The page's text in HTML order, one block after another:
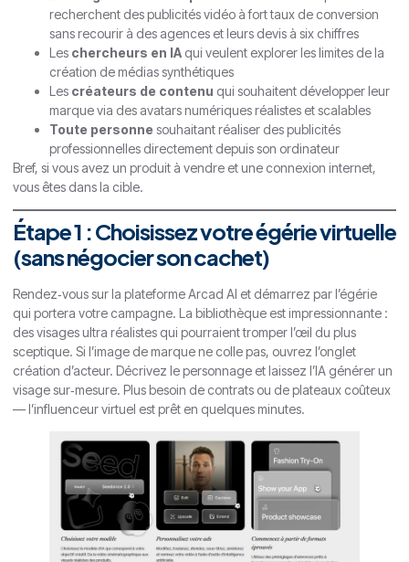
recherchent des publicités vidéo à fort taux de conversion
sans recourir à des agences et leurs devis à six chiffres
Les chercheurs en IA qui veulent explorer les limites de la
création de médias synthétiques
Les créateurs de contenu qui souhaitent développer leur
marque via des avatars numériques réalistes et scalables
Toute personne souhaitant réaliser des publicités
professionnelles directement depuis son ordinateur
Bref, si vous avez un produit à vendre et une connexion internet,
vous êtes dans la cible.
Étape 1 : Choisissez votre égérie virtuelle
(sans négocier son cachet)
Rendez‑vous sur la plateforme Arcad AI et démarrez par l’égérie
qui portera votre campagne. La bibliothèque est impressionnante :
des visages ultra réalistes qui pourraient tromper l’œil du plus
sceptique. Si l’image de marque ne colle pas, ouvrez l’onglet
création d’acteur. Décrivez le personnage et laissez l’IA générer un
visage sur‑mesure. Plus besoin de contrats ou de plateaux coûteux
— l’influenceur virtuel est prêt en quelques minutes.